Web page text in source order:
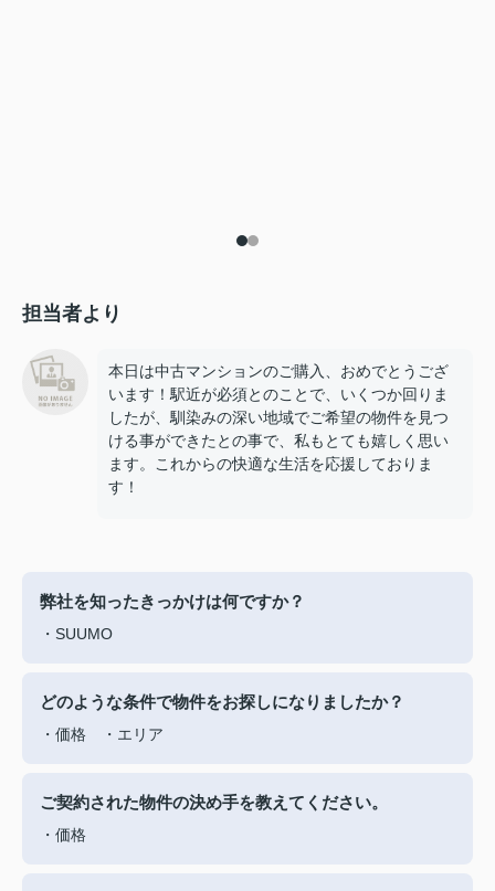
担当者より
本日は中古マンションのご購入、おめでとうござ
います！駅近が必須とのことで、いくつか回りま
したが、馴染みの深い地域でご希望の物件を見つ
ける事ができたとの事で、私もとても嬉しく思い
ます。これからの快適な生活を応援しておりま
す！
弊社を知ったきっかけは何ですか？
・SUUMO
どのような条件で物件をお探しになりましたか？
・価格 ・エリア
ご契約された物件の決め手を教えてください。
・価格